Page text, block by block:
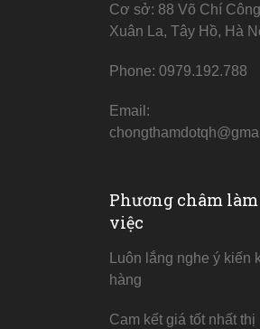
Cơ sở: 88 Võ Chí
Xuân La, Tây Hồ, Hà
Phone: 0979.192.788
Email:
Phương châm làm
việc
Luôn lắng nghe ý kiến
hàng
Cam kết giá tốt nhất thị